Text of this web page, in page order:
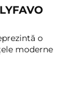
o
moderne